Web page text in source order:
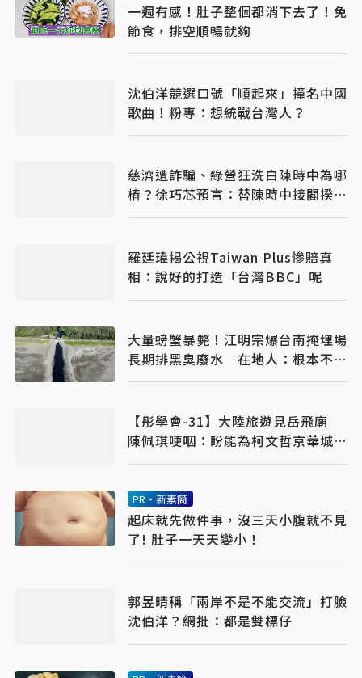
一週有感！肚子整個都消下去了！免
節食，排空順暢就夠
沈伯洋競選口號「順起來」撞名中國
歌曲！粉專：想統戰台灣人？
慈濟遭詐騙、綠營狂洗白陳時中為哪
樁？徐巧芯預言：替陳時中接閣揆鋪
路
羅廷瑋揭公視Taiwan Plus慘賠真
相：說好的打造「台灣BBC」呢
大量螃蟹暴斃！江明宗爆台南掩埋場
長期排黑臭廢水 在地人：根本不關
心漁民
【彤學會-31】大陸旅遊見岳飛廟
陳佩琪哽咽：盼能為柯文哲京華城案
平反
PR・新素簡
起床就先做件事，沒三天小腹就不見
了! 肚子一天天變小！
郭昱晴稱「兩岸不是不能交流」打臉
沈伯洋？網批：都是雙標仔